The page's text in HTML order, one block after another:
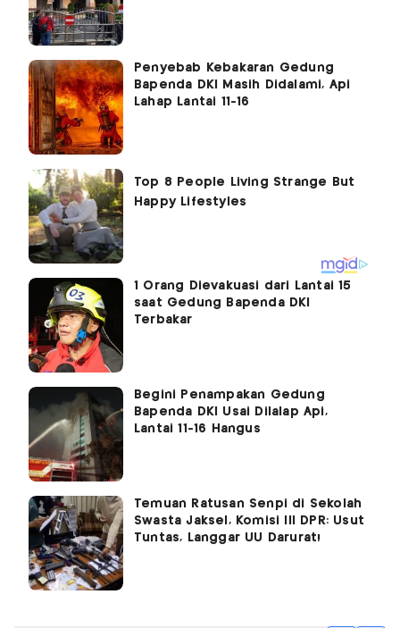
Penyebab Kebakaran Gedung
Bapenda DKI Masih Didalami, Api
Lahap Lantai 11-16
1 Orang Dievakuasi dari Lantai 15
saat Gedung Bapenda DKI
Terbakar
Begini Penampakan Gedung
Bapenda DKI Usai Dilalap Api,
Lantai 11-16 Hangus
Temuan Ratusan Senpi di Sekolah
Swasta Jaksel, Komisi III DPR: Usut
Tuntas, Langgar UU Darurat!